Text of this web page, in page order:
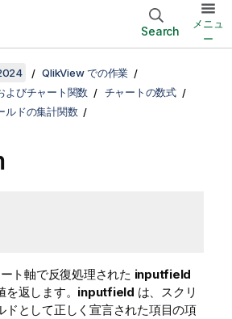
Search
メニュ
ー
QlikView での作業
よびチャート関数
チャートの数式
ルドの集計関数
ト軸で反復処理された inputfield
返します。 inputfield は、スクリ
ドとして正しく宣言された項目の項